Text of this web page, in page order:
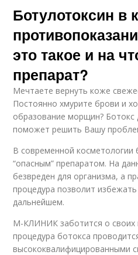
Ботулотоксин в
это такое и на
препарат?
Мечтаете вернуть коже
Постоянно хмурите брови и
образование морщин?
поможет решить Вашу
В современной косметологии
“опасным” препаратом. На
безвреден для организма, а
процедура позволит
дальнейшем.
М-КЛИНИК заботится о своих
процедура ботокса
высококвалифицированными